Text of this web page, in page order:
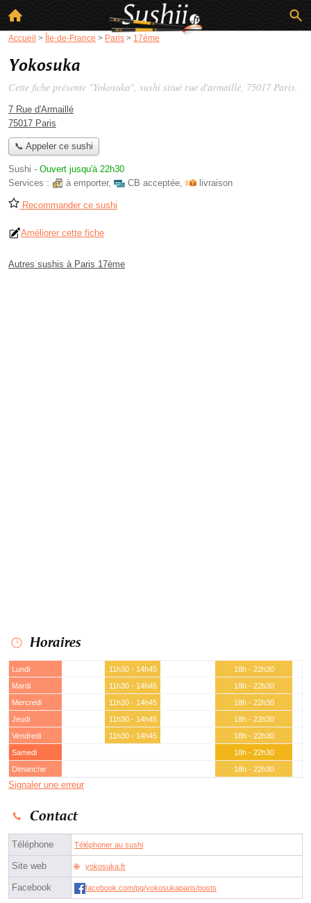
Accueil > Île-de-France > Paris > 17ème
Yokosuka
Cette fiche présente "Yokosuka", sushi situé rue d'armaillé, 75017 Paris.
7 Rue d'Armaillé
75017 Paris
📞 Appeler ce sushi
Sushi - Ouvert jusqu'à 22h30
Services :
à emporter, CB acceptée, livraison
Recommander ce sushi
Améliorer cette fiche
Autres sushis à Paris 17ème
Horaires
Lundi 11h30 - 14h45
18h - 22h30
Mardi
11h30 - 14h45
18h - 22h30
Mercredi
11h30 - 14h45
18h - 22h30
Jeudi
11h30 - 14h45
18h - 22h30
Vendredi
11h30 - 14h45
18h - 22h30
Samedi
18h - 22h30
Dimanche
18h - 22h30
Signaler une erreur
Contact
Téléphone Téléphoner au sushi
Site web yokosuka.fr
Facebook facebook.com/pg/yokosukaparis/posts